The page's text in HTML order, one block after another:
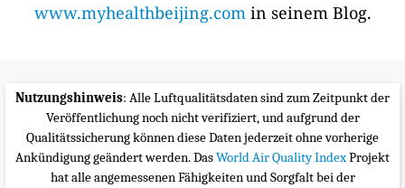
www.myhealthbeijing.comin seinem Blog.
Nutzungshinweis: Alle Luftqualitätsdaten sind zum Zeitpunkt der
Veröffentlichung noch nicht verifiziert, und aufgrund der
Qualitätssicherung können diese Daten jederzeit ohne vorherige
Ankündigung geändert werden. DasWorld Air Quality IndexProjekt
hat alle angemessenen Fähigkeiten und Sorgfalt bei der